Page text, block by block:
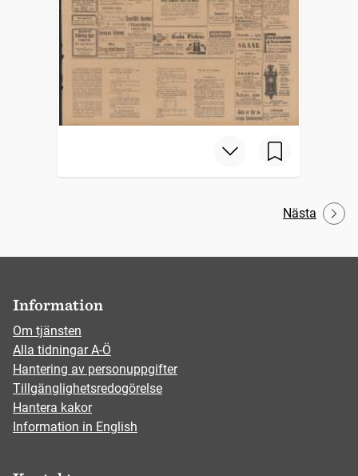
Nästa
Information
Om tjänsten
Alla tidningar A-Ö
Hantering av personuppgifter
Tillgänglighetsredogörelse
Hantera kakor
Information in English